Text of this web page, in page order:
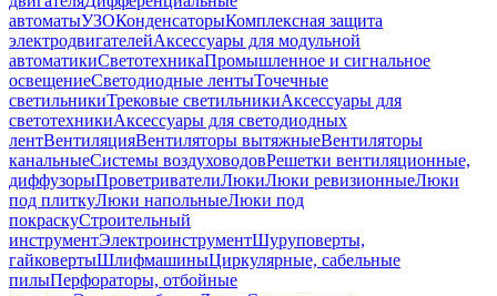
автоматыУЗОКонденсаторыКомплексная защита
электродвигателейАксессуары для модульной
автоматикиСветотехникаПромышленное и сигнальное
освещениеСветодиодные лентыТочечные
светильникиТрековые светильникиАксессуары для
светотехникиАксессуары для светодиодных
лентВентиляцияВентиляторы вытяжныеВентиляторы
канальныеСистемы воздуховодовРешетки вентиляционные,
диффузорыПроветривателиЛюкиЛюки ревизионныеЛюки
под плиткуЛюки напольныеЛюки под
покраскуСтроительный
инструментЭлектроинструментШуруповерты,
гайковертыШлифмашиныЦиркулярные, сабельные
пилыПерфораторы, отбойные